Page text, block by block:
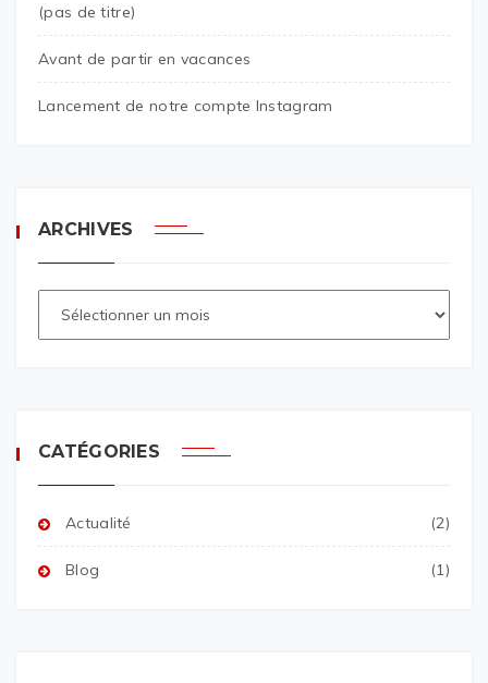
(pas de titre)
Avant de partir en vacances
Lancement de notre compte Instagram
ARCHIVES
CATÉGORIES
Actualité (2)
Blog (1)